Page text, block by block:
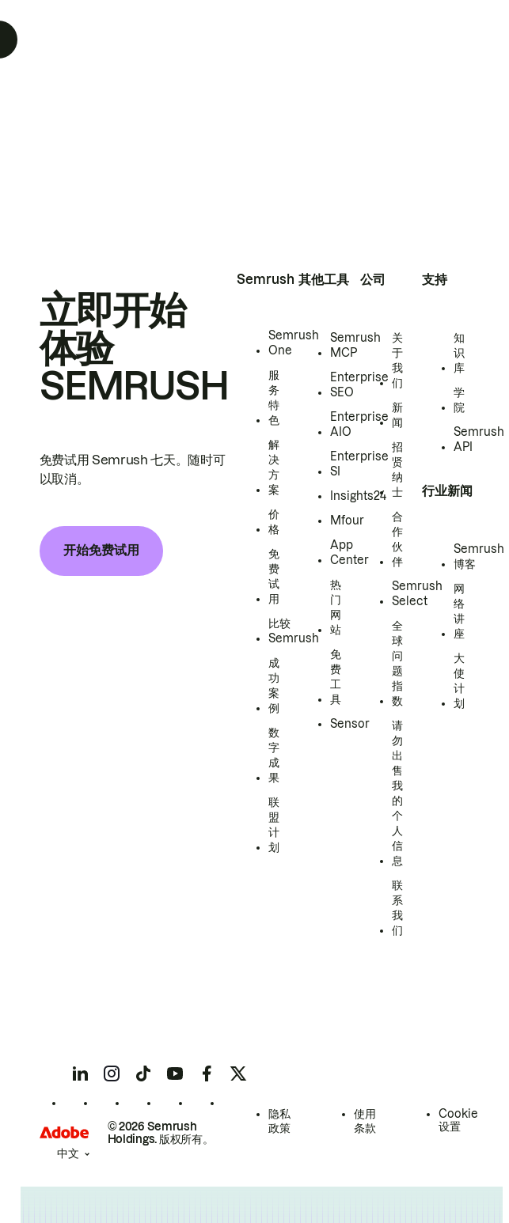
立即开始
体验
SEMRUSH
免费试用 Semrush 七天。随时可
以取消。
开始免费试用
Semrush
Semrush
One
服
务
特
色
解
决
方
案
价
格
免
费
试
用
比较
Semrush
成
功
案
例
数
字
成
果
联
盟
计
划
其他工具
Semrush
MCP
Enterprise
SEO
Enterprise
AIO
Enterprise
SI
Insights24
Mfour
App
Center
热
门
网
站
免
费
工
具
Sensor
公司
关
于
我
们
新
闻
招
贤
纳
士
合
作
伙
伴
Semrush
Select
全
球
问
题
指
数
请
勿
出
售
我
的
个
人
信
息
联
系
我
们
支持
知
识
库
学
院
Semrush
API
行业新闻
Semrush
博客
网
络
讲
座
大
使
计
划
© 2026 Semrush
Holdings. 版权所有。
隐私
政策
使用
条款
Cookie
设置
中文